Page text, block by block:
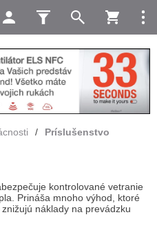
/ Príslušenstvo
kontrolované vetranie
Prináša mnoho výhod, ktoré
náklady na prevádzku